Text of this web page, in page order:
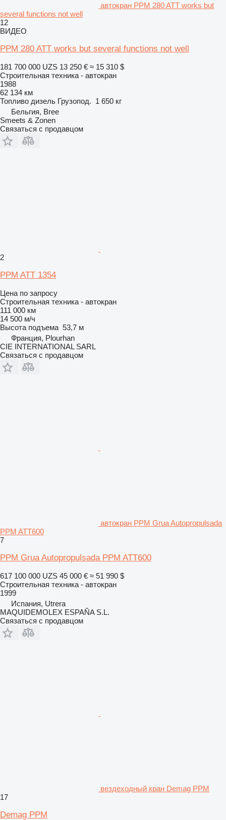
автокран PPM 280 ATT works but
several functions not well
12
ВИДЕО
PPM 280 ATT works but several functions not well
181 700 000 UZS 13 250 € ≈ 15 310 $
Строительная техника - автокран
1988
62 134 км
Топливо дизель Грузопод. 1 650 кг
Бельгия, Bree
Smeets & Zonen
Связаться с продавцом
2
PPM ATT 1354
Цена по запросу
Строительная техника - автокран
111 000 км
14 500 м/ч
Высота подъема 53,7 м
Франция, Plourhan
CIE INTERNATIONAL SARL
Связаться с продавцом
автокран PPM Grua Autopropulsada
PPM ATT600
7
PPM Grua Autopropulsada PPM ATT600
617 100 000 UZS 45 000 € ≈ 51 990 $
Строительная техника - автокран
1999
Испания, Utrera
MAQUIDEMOLEX ESPAÑA S.L.
Связаться с продавцом
вездеходный кран Demag PPM
17
Demag PPM